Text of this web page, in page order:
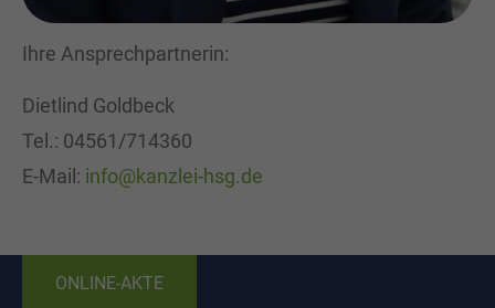
Ihre Ansprechpartnerin:
Dietlind Goldbeck
Tel.: 04561/714360
E-Mail: info@kanzlei-hsg.de
ONLINE-AKTE